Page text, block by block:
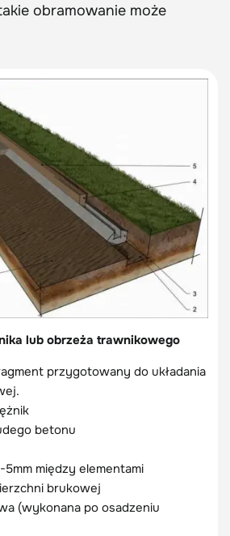
obramowanie może
lub obrzeża trawnikowego
przygotowany do układania
betonu
między elementami
brukowej
(wykonana po osadzeniu